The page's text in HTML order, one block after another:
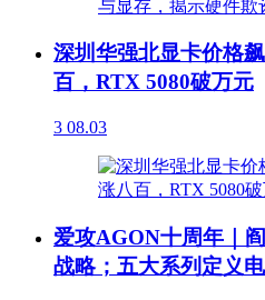
深圳华强北显卡价格
百，RTX 5080破万元
3 08.03
爱攻AGON十周年｜
战略；五大系列定义